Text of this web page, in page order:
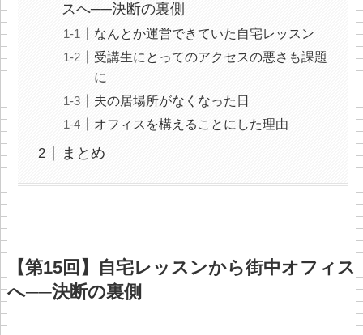
スへ──決断の裏側
なんとか運営できていた自宅レッスン
受講生にとってのアクセスの悪さも課題
に
夫の居場所がなくなった日
オフィスを構えることにした理由
まとめ
【第15回】自宅レッスンから街中オフィス
へ──決断の裏側